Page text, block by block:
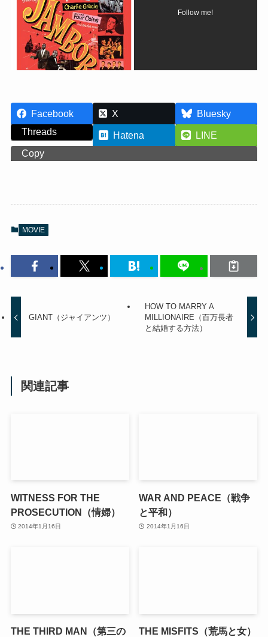
Follow me!
Facebook X
Bluesky
Threads
Hatena
LINE
Copy
MOVIE
GIANT（ジャイアンツ）
HOW TO MARRY A
MILLIONAIRE（百万長者
と結婚する方法）
関連記事
WITNESS FOR THE
PROSECUTION（情婦）
2014年1月16日
WAR AND PEACE（戦争
と平和）
2014年1月16日
THE THIRD MAN（第三の
THE MISFITS（荒馬と女）